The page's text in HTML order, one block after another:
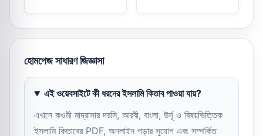
হোমপেজ সাধারণ জিজ্ঞাসা
এই ওয়েবসাইটে কী ধরনের ইসলামি কিতাব পাওয়া যায়?
এখানে কওমী মাদ্রাসার দরসি, আরবী, বাংলা, উর্দূ ও বিষয়ভিত্তিক
ইসলামি কিতাবের PDF, অনলাইন পড়ার সুযোগ এবং সম্পর্কিত